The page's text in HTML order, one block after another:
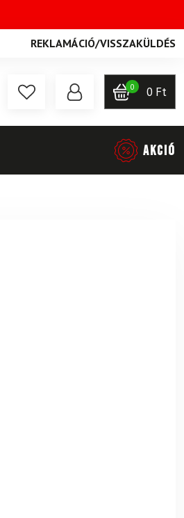
REKLAMÁCIÓ/VISSZAKÜLDÉS
0 0 Ft
AKCIÓ